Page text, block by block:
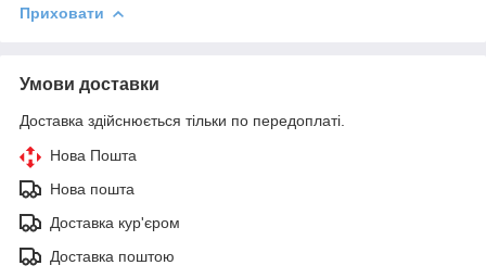
Приховати
Умови доставки
Доставка здійснюється тільки по передоплаті.
Нова Пошта
Нова пошта
Доставка кур'єром
Доставка поштою